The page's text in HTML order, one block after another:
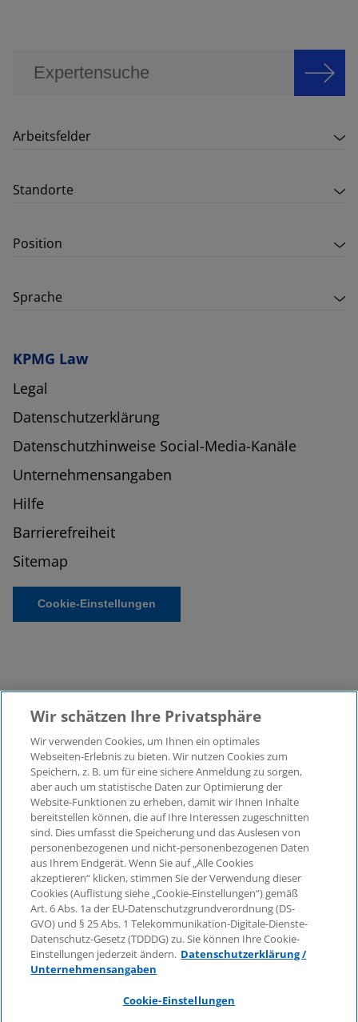
Arbeitsfelder
Standorte
Position
Sprache
KPMG Law
Legal
Datenschutzerklärung
Datenschutzhinweise Social-Media-Kanäle
Unternehmensangaben
Hilfe
Barrierefreiheit
Sitemap
Cookie-Einstellungen
©2026 KPMG Law Rechtsanwaltsgesellschaft mbH,
assoziiert mit der KPMG AG
Wirtschaftsprüfungsgesellschaft, einer
Aktiengesellschaft nach deutschem Recht und ein
Mitglied der globalen KPMG-Organisation
unabhängiger Mitgliedsfirmen, die KPMG International
Limited, einer Private English Company Limited by
Guarantee, angeschlossen sind. Alle Rechte
vorbehalten. Für weitere Einzelheiten über die Struktur
der globalen Organisation von KPMG besuchen Sie
bittehttps://home.kpmg/governance.
KPMG International erbringt keine Dienstleistungen für
Kunden. Keine Mitgliedsfirma ist befugt, KPMG
International oder eine andere Mitgliedsfirma
Wir schätzen Ihre Privatsphäre
Wir verwenden Cookies, um Ihnen ein optimales
Webseiten-Erlebnis zu bieten. Wir nutzen Cookies zum
Speichern, z. B. um für eine sichere Anmeldung zu sorgen,
aber auch um statistische Daten zur Optimierung der
Website-Funktionen zu erheben, damit wir Ihnen Inhalte
bereitstellen können, die auf Ihre Interessen zugeschnitten
sind. Dies umfasst die Speicherung und das Auslesen von
personenbezogenen und nicht-personenbezogenen Daten
aus Ihrem Endgerät. Wenn Sie auf „Alle Cookies
akzeptieren“ klicken, stimmen Sie der Verwendung dieser
Cookies (Auflistung siehe „Cookie-Einstellungen“) gemäß
Art. 6 Abs. 1a der EU-Datenschutzgrundverordnung (DS-
GVO) und § 25 Abs. 1 Telekommunikation-Digitale-Dienste-
Datenschutz-Gesetz (TDDDG) zu. Sie können Ihre Cookie-
Einstellungen jederzeit ändern. Datenschutzerklärung /
Unternehmensangaben
Cookie-Einstellungen